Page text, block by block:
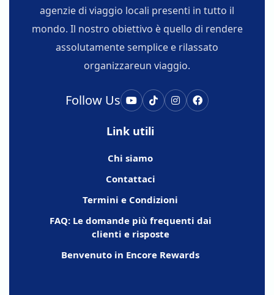
agenzie di viaggio locali presenti in tutto il
mondo. Il nostro obiettivo è quello di rendere
assolutamente semplice e rilassato
organizzareun viaggio.
Follow Us
Link utili
Chi siamo
Contattaci
Termini e Condizioni
FAQ: Le domande più frequenti dai
clienti e risposte
Benvenuto in Encore Rewards